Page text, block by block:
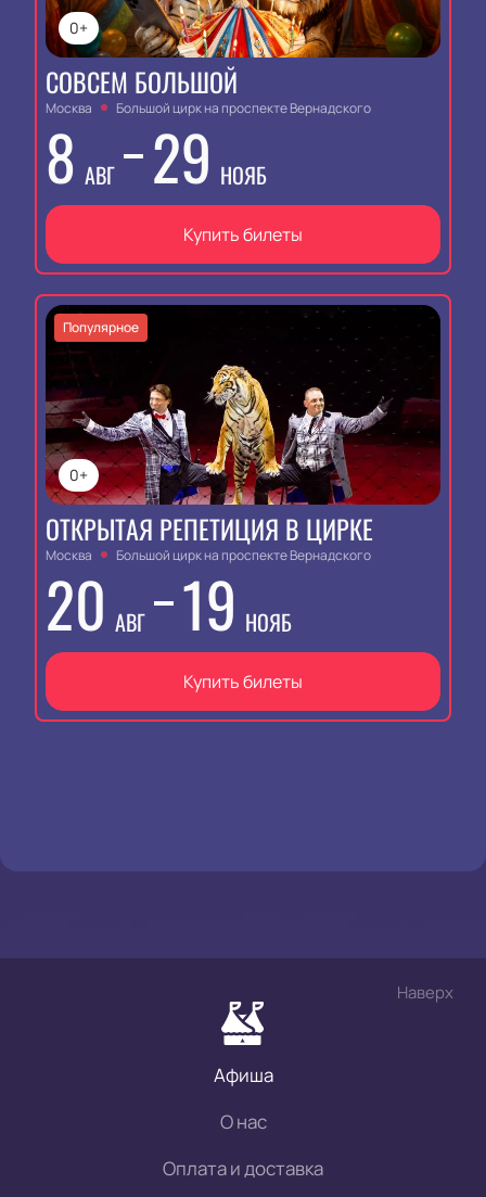
0+
СОВСЕМ БОЛЬШОЙ
Москва Большой цирк на проспекте Вернадского
8 АВГ 29 НОЯБ
Купить билеты
0+
Популярное
ОТКРЫТАЯ РЕПЕТИЦИЯ В ЦИРКЕ
Москва Большой цирк на проспекте Вернадского
20 АВГ 19 НОЯБ
Купить билеты
Наверх
Афиша
О нас
Оплата и доставка